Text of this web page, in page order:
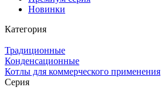
Новинки
Категория
Традиционные
Конденсационные
Котлы для коммерческого применения
Серия